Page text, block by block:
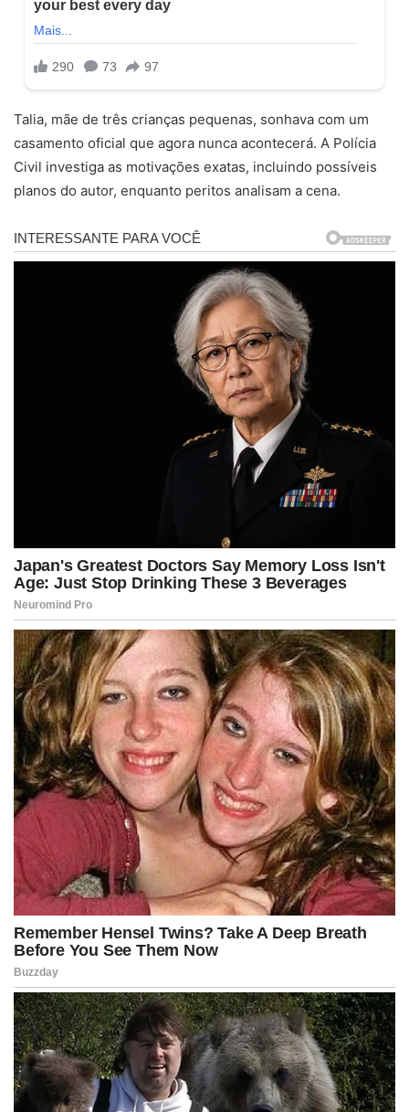
Talia, mãe de três crianças pequenas, sonhava com um
casamento oficial que agora nunca acontecerá. A Polícia
Civil investiga as motivações exatas, incluindo possíveis
planos do autor, enquanto peritos analisam a cena.